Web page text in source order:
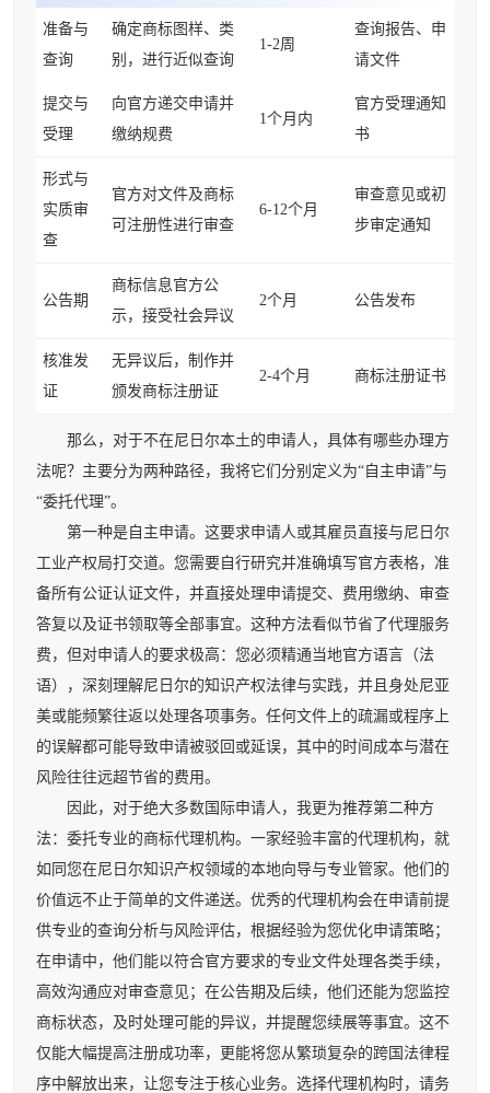
准备与
查询
确定商标图样、类
别，进行近似查询
1-2周
查询报告、申
请文件
提交与
受理
向官方递交申请并
缴纳规费
1个月内
官方受理通知
书
形式与
实质审
查
官方对文件及商标
可注册性进行审查
6-12个月
审查意见或初
步审定通知
公告期
商标信息官方公
示，接受社会异议
2个月 公告发布
核准发
证
无异议后，制作并
颁发商标注册证
2-4个月 商标注册证书
那么，对于不在尼日尔本土的申请人，具体有哪些办理方
法呢？主要分为两种路径，我将它们分别定义为“自主申请”与
“委托代理”。
第一种是自主申请。这要求申请人或其雇员直接与尼日尔
工业产权局打交道。您需要自行研究并准确填写官方表格，准
备所有公证认证文件，并直接处理申请提交、费用缴纳、审查
答复以及证书领取等全部事宜。这种方法看似节省了代理服务
费，但对申请人的要求极高：您必须精通当地官方语言（法
语），深刻理解尼日尔的知识产权法律与实践，并且身处尼亚
美或能频繁往返以处理各项事务。任何文件上的疏漏或程序上
的误解都可能导致申请被驳回或延误，其中的时间成本与潜在
风险往往远超节省的费用。
因此，对于绝大多数国际申请人，我更为推荐第二种方
法：委托专业的商标代理机构。一家经验丰富的代理机构，就
如同您在尼日尔知识产权领域的本地向导与专业管家。他们的
价值远不止于简单的文件递送。优秀的代理机构会在申请前提
供专业的查询分析与风险评估，根据经验为您优化申请策略；
在申请中，他们能以符合官方要求的专业文件处理各类手续，
高效沟通应对审查意见；在公告期及后续，他们还能为您监控
商标状态，及时处理可能的异议，并提醒您续展等事宜。这不
仅能大幅提高注册成功率，更能将您从繁琐复杂的跨国法律程
序中解放出来，让您专注于核心业务。选择代理机构时，请务